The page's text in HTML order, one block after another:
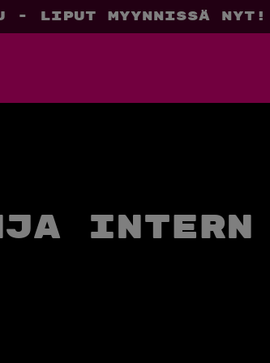
- liput myynnissä nyt!
Intern